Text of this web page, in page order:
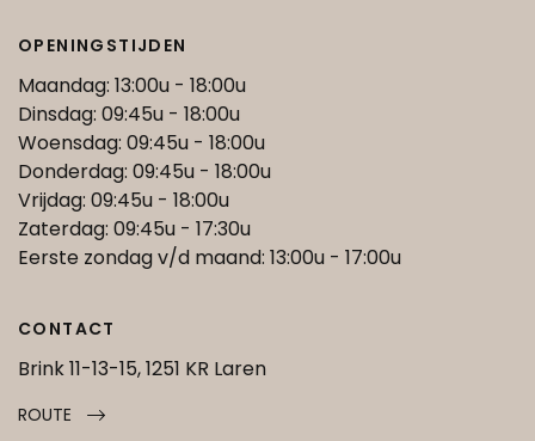
OPENINGSTIJDEN
Maandag: 13:00u - 18:00u
Dinsdag: 09:45u - 18:00u
Woensdag: 09:45u - 18:00u
Donderdag: 09:45u - 18:00u
Vrijdag: 09:45u - 18:00u
Zaterdag: 09:45u - 17:30u
Eerste zondag v/d maand: 13:00u - 17:00u
CONTACT
Brink 11-13-15, 1251 KR Laren
ROUTE